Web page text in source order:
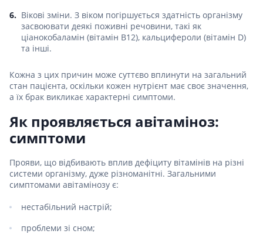
Вікові зміни. З віком погіршується здатність організму
засвоювати деякі поживні речовини, такі як
ціанокобаламін (вітамін B12), кальцифероли (вітамін D)
та інші.
Кожна з цих причин може суттєво вплинути на загальний
стан пацієнта, оскільки кожен нутрієнт має своє значення,
а їх брак викликає характерні симптоми.
Як проявляється авітаміноз:
симптоми
Прояви, що відбивають вплив дефіциту вітамінів на різні
системи організму, дуже різноманітні. Загальними
симптомами авітамінозу є:
нестабільний настрій;
проблеми зі сном;